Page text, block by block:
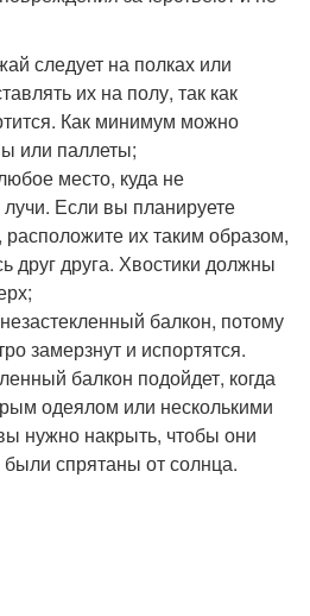
следует на полках или
их на полу, так как
Как минимум можно
или паллеты;
место, куда не
Если вы планируете
их таким образом,
друг друга. Хвостики должны
балкон, потому
замерзнут и испортятся.
балкон подойдет, когда
одеялом или несколькими
нужно накрыть, чтобы они
спрятаны от солнца.